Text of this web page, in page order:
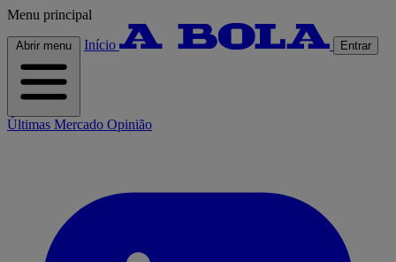
Menu principal
Abrir menu Início Entrar
Últimas Mercado Opinião